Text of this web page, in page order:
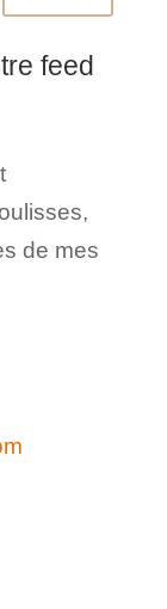
feed
de mes